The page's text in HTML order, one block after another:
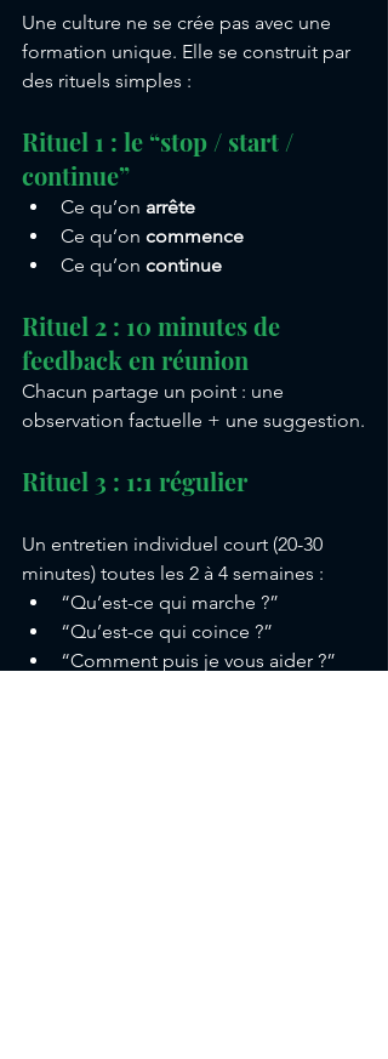
Une culture ne se crée pas avec une
formation unique. Elle se construit par
des rituels simples :
Rituel 1 : le “stop / start /
continue”
Ce qu’on arrête
Ce qu’on commence
Ce qu’on continue
Rituel 2 : 10 minutes de
feedback en réunion
Chacun partage un point : une
observation factuelle + une suggestion.
Rituel 3 : 1:1 régulier
Un entretien individuel court (20-30
minutes) toutes les 2 à 4 semaines :
“Qu’est-ce qui marche ?”
“Qu’est-ce qui coince ?”
“Comment puis je vous aider ?”